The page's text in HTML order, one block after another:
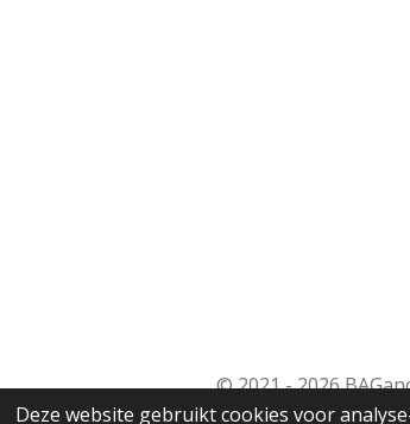
Deze website gebruikt cookies voor
© 2021 - 2026